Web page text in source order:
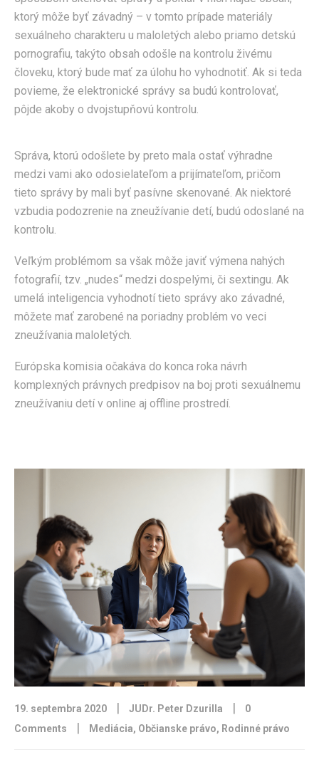
ktorý môže byť závadný – v tomto prípade materiály
sexuálneho charakteru u maloletých alebo priamo detskú
pornografiu, takýto obsah odošle na kontrolu živému
človeku, ktorý bude mať za úlohu ho vyhodnotiť. Ak si teda
povieme, že elektronické správy sa budú kontrolovať,
pôjde akoby o dvojstupňovú kontrolu.
Správa, ktorú odošlete by preto mala ostať výhradne
medzi vami ako odosielateľom a prijímateľom, pričom
tieto správy by mali byť pasívne skenované. Ak niektoré
vzbudia podozrenie na zneužívanie detí, budú odoslané na
kontrolu.
Veľkým problémom sa však môže javiť výmena nahých
fotografií, tzv. „nudes“ medzi dospelými, či sextingu. Ak
umelá inteligencia vyhodnotí tieto správy ako závadné,
môžete mať zarobené na poriadny problém vo veci
zneužívania maloletých.
Európska komisia očakáva do konca roka návrh
komplexných právnych predpisov na boj proti sexuálnemu
zneužívaniu detí v online aj offline prostredí.
19. septembra 2020 | JUDr. Peter Dzurilla |
0
Comments
| Mediácia, Občianske právo, Rodinné právo